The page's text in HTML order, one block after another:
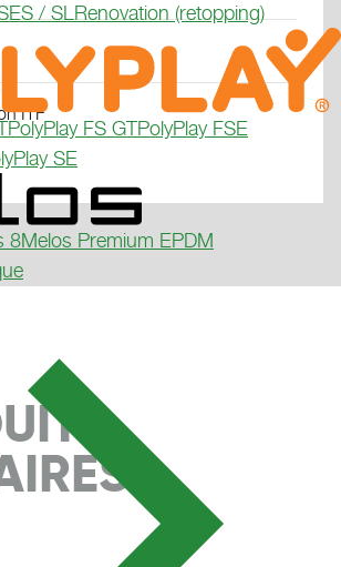
/ SL Renovation (retopping)
PolyPlay FS GTPolyPlay FSE
SE
8Melos Premium EPDM
ITF